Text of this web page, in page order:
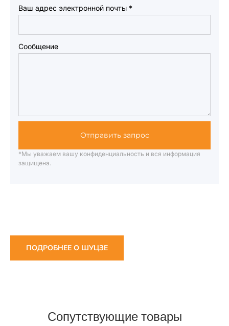
Ваш адрес электронной почты *
Сообщение
Отправить запрос
*Мы уважаем вашу конфиденциальность и вся информация
защищена.
ПОДРОБНЕЕ О ШУЦЗЕ
Сопутствующие товары